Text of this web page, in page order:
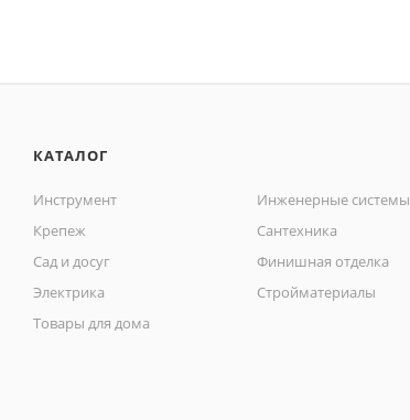
КАТАЛОГ
Инструмент
Инженерные системы
Крепеж
Сантехника
Сад и досуг
Финишная отделка
Электрика
Стройматериалы
Товары для дома